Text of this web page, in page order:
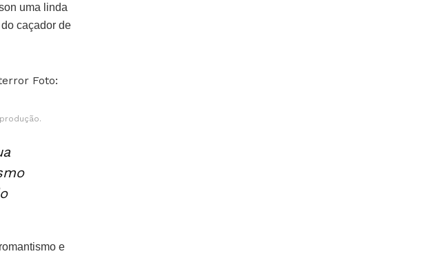
uma linda
caçador de
e